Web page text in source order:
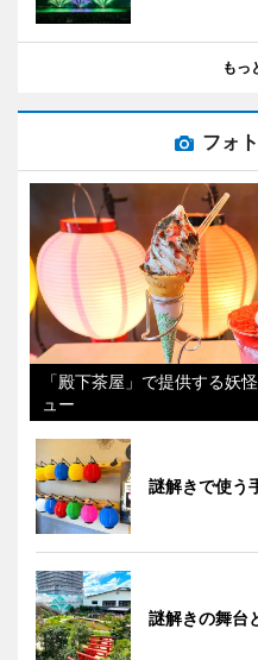
もっ
フォ
「殿下茶屋」で提供する妖
ュー
謎解きで使う
謎解きの舞台